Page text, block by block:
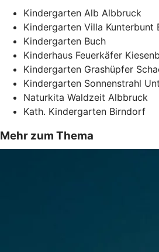
Kindergarten Alb Albbruck
Kindergarten Villa Kunterbunt
Kindergarten Buch
Kinderhaus Feuerkäfer
Kindergarten Grashüpfer
Kindergarten Sonnenstrahl
Naturkita Waldzeit Albbruck
Kath. Kindergarten Birndorf
Mehr zum Thema